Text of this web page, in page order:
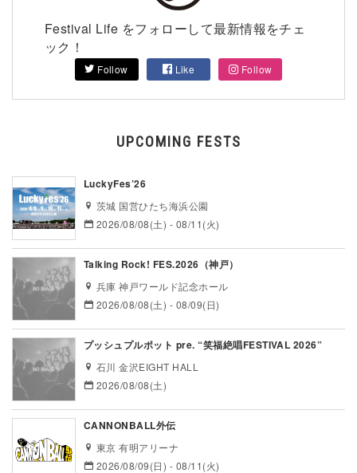
Festival Life をフォローして最新情報をチェ
ック！
Follow Like Follow
UPCOMING FESTS
LuckyFes’26
茨城 国営ひたち海浜公園
2026/08/08(土) - 08/11(火)
Talking Rock! FES.2026（神戸）
兵庫 神戸ワールド記念ホール
2026/08/08(土) - 08/09(日)
プッシュプルポット pre. “笑福絶唱FESTIVAL 2026”
石川 金沢EIGHT HALL
2026/08/08(土)
CANNONBALL外伝
東京 有明アリーナ
2026/08/09(日) - 08/11(火)